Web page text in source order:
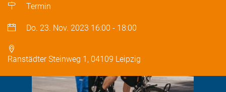
Termin
Do. 23. Nov. 2023 16:00 - 18:00
Ranstädter Steinweg 1, 04109 Leipzig